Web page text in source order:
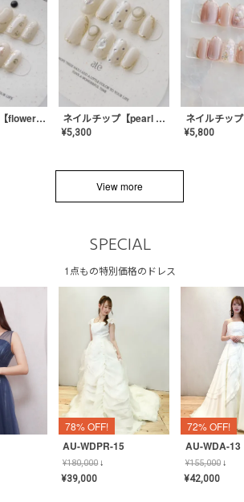
ネイルチップ【flower shell】AE-CONA-03 ネイルチップ【pearl bijou】AE-CONA-02
¥5,300 ¥5,800
View more
SPECIAL
1点もの特別価格のドレス
78% OFF!
AU-WDPR-15
¥180,000↓
¥39,000
72% OFF!
AU-WDA-13
¥155,000↓
¥42,000